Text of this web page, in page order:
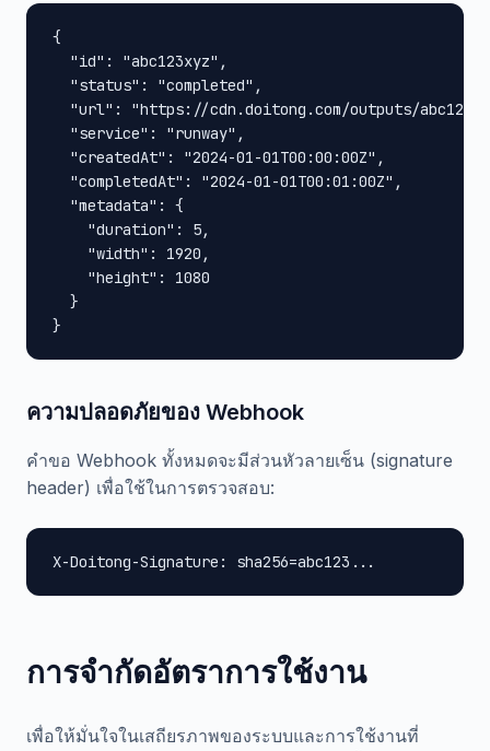
{
  "id": "abc123xyz",
  "status": "completed",
"url": "https://cdn.doitong.com/outputs/
  "service": "runway",
  "createdAt": "2024-01-01T00:00:00Z",
  "completedAt": "2024-01-01T00:01:00Z",
  "metadata": {
    "duration": 5,
    "width": 1920,
    "height": 1080
  }
}
ความปลอดภัยของ Webhook
คำขอ Webhook ทั้งหมดจะมีส่วนหัวลายเซ็น (signature
header) เพื่อใช้ในการตรวจสอบ:
X-Doitong-Signature: sha256=abc123...
การจำกัดอัตราการใช้งาน
เพื่อให้มั่นใจในเสถียรภาพของระบบและการใช้งานที่